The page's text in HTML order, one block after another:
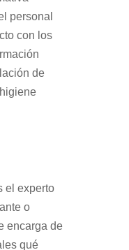
personal
con los
de
el experto
o
encarga de
qué